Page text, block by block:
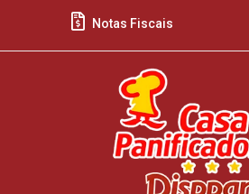
Notas Fiscais